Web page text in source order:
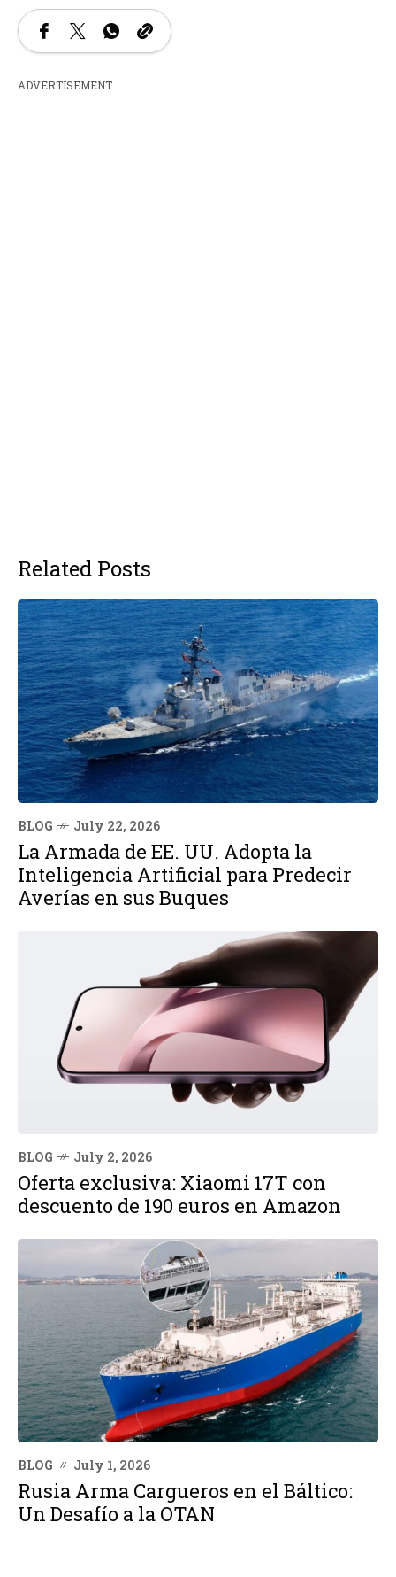
ADVERTISEMENT
Related Posts
BLOG July 22, 2026
La Armada de EE. UU. Adopta la
Inteligencia Artificial para Predecir
Averías en sus Buques
BLOG July 2, 2026
Oferta exclusiva: Xiaomi 17T con
descuento de 190 euros en Amazon
BLOG July 1, 2026
Rusia Arma Cargueros en el Báltico:
Un Desafío a la OTAN